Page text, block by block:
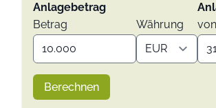
Anlagebetrag
Betrag
Währung
von
Berechnen